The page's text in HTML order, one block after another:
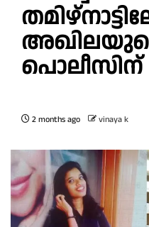
2 months ago vinaya k